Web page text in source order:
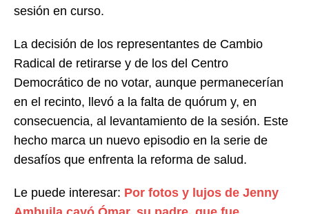
sesión en curso.
La decisión de los representantes de Cambio
Radical de retirarse y de los del Centro
Democrático de no votar, aunque permanecerían
en el recinto, llevó a la falta de quórum y, en
consecuencia, al levantamiento de la sesión. Este
hecho marca un nuevo episodio en la serie de
desafíos que enfrenta la reforma de salud.
Le puede interesar: Por fotos y lujos de Jenny